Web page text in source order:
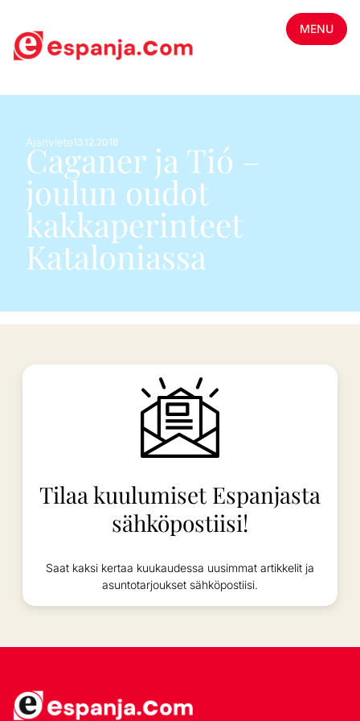
MENU
Ajanviete13.12.2018
Caganer ja Tió –
joulun oudot
kakkaperinteet
Kataloniassa
Tilaa kuulumiset Espanjasta
sähköpostiisi!
Saat kaksi kertaa kuukaudessa uusimmat artikkelit ja
asuntotarjoukset sähköpostiisi.